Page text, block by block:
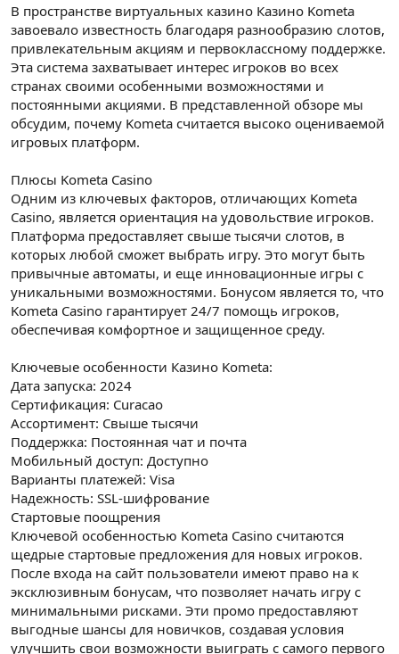
В пространстве виртуальных казино Казино Kometa
завоевало известность благодаря разнообразию слотов,
привлекательным акциям и первоклассному поддержке.
Эта система захватывает интерес игроков во всех
странах своими особенными возможностями и
постоянными акциями. В представленной обзоре мы
обсудим, почему Kometa считается высоко оцениваемой
игровых платформ.
Плюсы Kometa Casino
Одним из ключевых факторов, отличающих Kometa
Casino, является ориентация на удовольствие игроков.
Платформа предоставляет свыше тысячи слотов, в
которых любой сможет выбрать игру. Это могут быть
привычные автоматы, и еще инновационные игры с
уникальными возможностями. Бонусом является то, что
Kometa Casino гарантирует 24/7 помощь игроков,
обеспечивая комфортное и защищенное среду.
Ключевые особенности Казино Kometa:
Дата запуска: 2024
Сертификация: Curacao
Ассортимент: Свыше тысячи
Поддержка: Постоянная чат и почта
Мобильный доступ: Доступно
Варианты платежей: Visa
Надежность: SSL-шифрование
Стартовые поощрения
Ключевой особенностью Kometa Casino считаются
щедрые стартовые предложения для новых игроков.
После входа на сайт пользователи имеют право на к
эксклюзивным бонусам, что позволяет начать игру с
минимальными рисками. Эти промо предоставляют
выгодные шансы для новичков, создавая условия
улучшить свои возможности выиграть с самого первого